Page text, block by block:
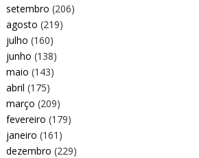
setembro (206)
agosto (219)
julho (160)
junho (138)
maio (143)
abril (175)
março (209)
fevereiro (179)
janeiro (161)
dezembro (229)